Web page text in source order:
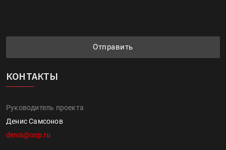
Отправить
КОНТАКТЫ
Руководитель проекта
Денис Самсонов
denis@osp.ru